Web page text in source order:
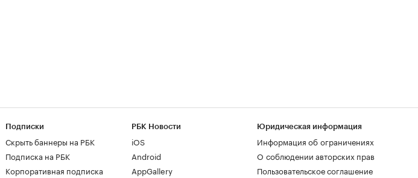
Подписки
Скрыть баннеры на РБК
Подписка на РБК
Корпоративная подписка
РБК Новости
iOS
Android
AppGallery
Юридическая информация
Информация об ограничениях
О соблюдении авторских прав
Пользовательское соглашение